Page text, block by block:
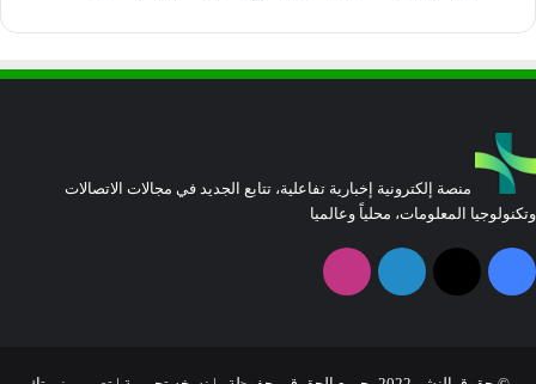
منصة إلكترونية إخبارية تفاعلية، تتابع الجديد في مجالات الاتصالات
وتكنولوجيا المعلومات، محلياً وعالميا
فيسبوك
‫X لينكدإن انستقرام